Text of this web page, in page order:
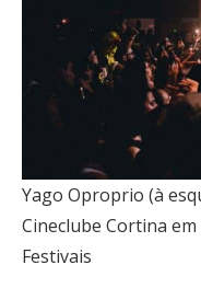
Yago Oproprio (à
Cineclube Cortina
Festivais